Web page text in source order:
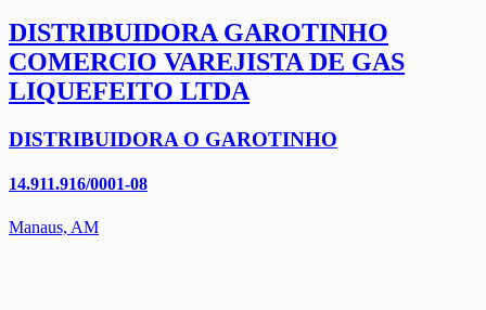
DISTRIBUIDORA GAROTINHO
COMERCIO VAREJISTA DE GAS
LIQUEFEITO LTDA
DISTRIBUIDORA O GAROTINHO
14.911.916/0001-08
Manaus, AM